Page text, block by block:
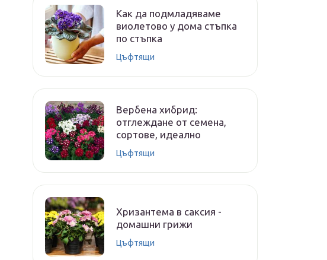
Как да подмладяваме
виолетово у дома стъпка
по стъпка
Цъфтящи
Вербена хибрид:
отглеждане от семена,
сортове, идеално
Цъфтящи
Хризантема в саксия -
домашни грижи
Цъфтящи